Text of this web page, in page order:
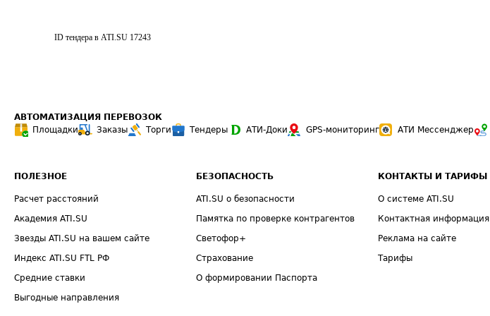
ID тендера в ATI.SU 17243
АВТОМАТИЗАЦИЯ ПЕРЕВОЗОК
Площадки
Заказы Торги Тендеры АТИ-Доки GPS-мониторинг АТИ Мессенджер
ПОЛЕЗНОЕ
Расчет расстояний
Академия ATI.SU
Звезды ATI.SU на вашем сайте
Индекс ATI.SU FTL РФ
Средние ставки
Выгодные направления
БЕЗОПАСНОСТЬ
ATI.SU о безопасности
Памятка по проверке контрагентов
Светофор+
Страхование
О формировании Паспорта
КОНТАКТЫ И ТАРИФЫ
О системе ATI.SU
Контактная информация
Реклама на сайте
Тарифы